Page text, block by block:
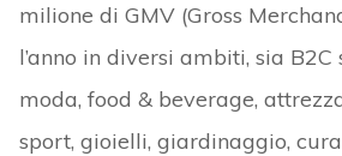
milione di GMV (Gross
l’anno in diversi ambiti, sia B2C
moda, food & beverage,
sport, gioielli, giardinaggio,